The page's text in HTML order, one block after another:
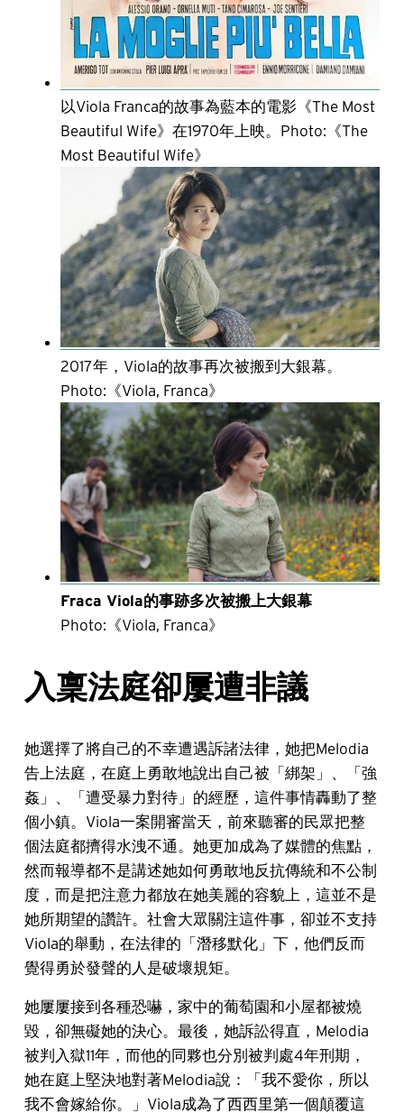
以Viola Franca的故事為藍本的電影《The Most
Beautiful Wife》在1970年上映。Photo:《The
Most Beautiful Wife》
2017年，Viola的故事再次被搬到大銀幕。
Photo:《Viola, Franca》
Fraca Viola的事跡多次被搬上大銀幕
Photo:《Viola, Franca》
入稟法庭卻屢遭非議
她選擇了將自己的不幸遭遇訴諸法律，她把Melodia
告上法庭，在庭上勇敢地說出自己被「綁架」、「強
姦」、「遭受暴力對待」的經歷，這件事情轟動了整
個小鎮。Viola一案開審當天，前來聽審的民眾把整
個法庭都擠得水洩不通。她更加成為了媒體的焦點，
然而報導都不是講述她如何勇敢地反抗傳統和不公制
度，而是把注意力都放在她美麗的容貌上，這並不是
她所期望的讚許。社會大眾關注這件事，卻並不支持
Viola的舉動，在法律的「潛移默化」下，他們反而
覺得勇於發聲的人是破壞規矩。
她屢屢接到各種恐嚇，家中的葡萄園和小屋都被燒
毀，卻無礙她的決心。最後，她訴訟得直，Melodia
被判入獄11年，而他的同夥也分別被判處4年刑期，
她在庭上堅決地對著Melodia說：「我不愛你，所以
我不會嫁給你。」Viola成為了西西里第一個顛覆這